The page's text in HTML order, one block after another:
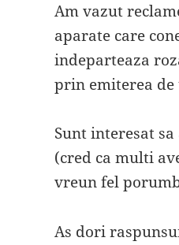
Am vazut
aparate care
indeparteaza
prin emiterea de
Sunt interesat
(cred ca multi
vreun fel
As dori